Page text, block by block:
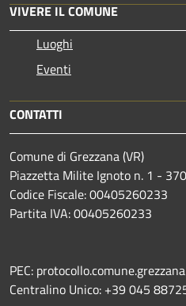
VIVERE IL COMUNE
Luoghi
Eventi
CONTATTI
Comune di Grezzana (VR)
Piazzetta Milite Ignoto n. 1 -
Codice Fiscale: 00405260233
Partita IVA: 00405260233
PEC:
Centralino Unico: +39 045